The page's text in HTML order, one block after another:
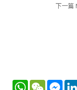
下一篇
WhatsApp
WeChat